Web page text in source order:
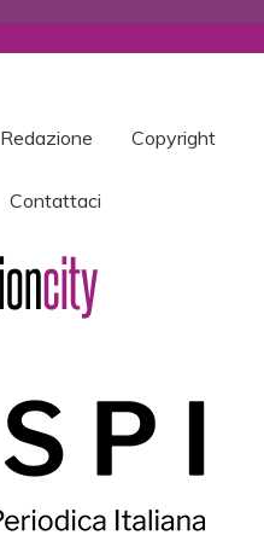
Redazione Copyright
Contattaci